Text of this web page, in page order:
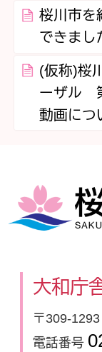
桜川市を
できまし
(仮称)桜
ーザル
動画につ
大和庁
〒309-
電話番号